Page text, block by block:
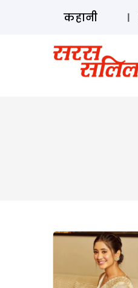
कहानी